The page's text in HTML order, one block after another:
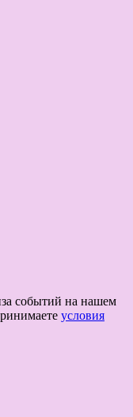
событий на нашем
условия